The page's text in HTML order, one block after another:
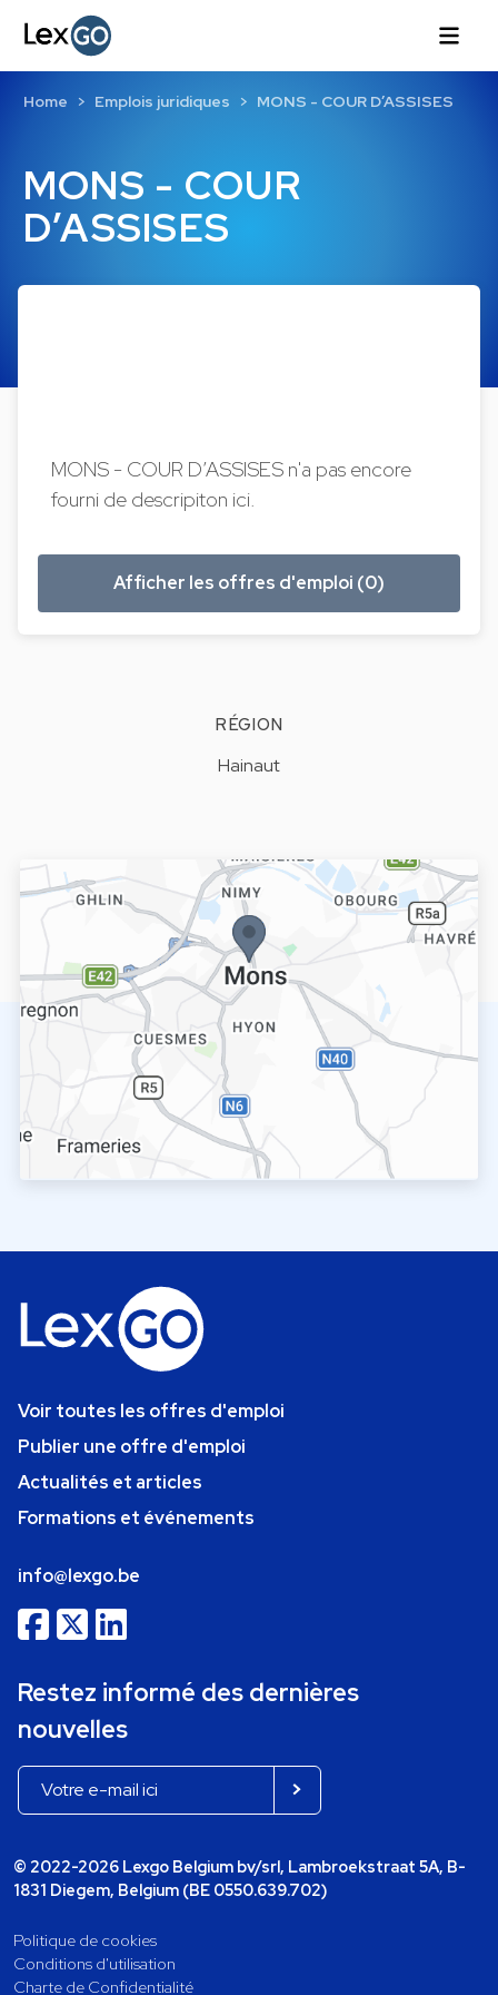
MONS - COUR
D’ASSISES
Home Emplois juridiques MONS - COUR D’ASSISES
MONS - COUR D’ASSISES n'a pas encore
fourni de descripiton ici.
Afficher les offres d'emploi (0)
RÉGION
Hainaut
Voir toutes les offres d'emploi
Publier une offre d'emploi
Actualités et articles
Formations et événements
info@lexgo.be
Restez informé des dernières
nouvelles
© 2022-2026 Lexgo Belgium bv/srl, Lambroekstraat 5A, B-
1831 Diegem, Belgium (BE 0550.639.702)
Politique de cookies
Conditions d'utilisation
Charte de Confidentialité